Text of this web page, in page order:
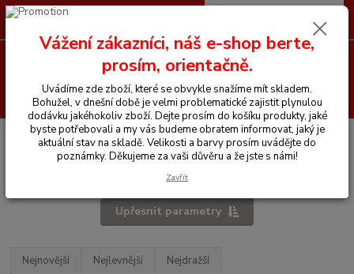
Menu
Hledat
+420 605 255 500 0 Kč
Úvod Vše pro jezdce Jezdecké boty Termoboty
Termoboty
Upřesnit parametry
Nejnovější Nejlevnější Nejdražší
Vážení zákazníci, náš e-shop berte,
prosím, orientačně.
Uvádíme zde zboží, které se obvykle snažíme mít skladem.
Bohužel, v dnešní době je velmi problematické zajistit plynulou
dodávku jakéhokoliv zboží. Dejte prosím do košíku produkty, jaké
byste potřebovali a my vás budeme obratem informovat, jaký je
aktuální stav na skladě. Velikosti a barvy prosím uvádějte do
poznámky. Děkujeme za vaši důvěru a že jste s námi!
Zavřít